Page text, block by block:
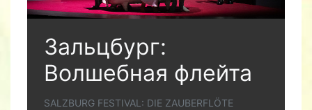
Зальцбург:
Волшебная флейта
SALZBURG FESTIVAL: DIE ZAUBERFLÖTE